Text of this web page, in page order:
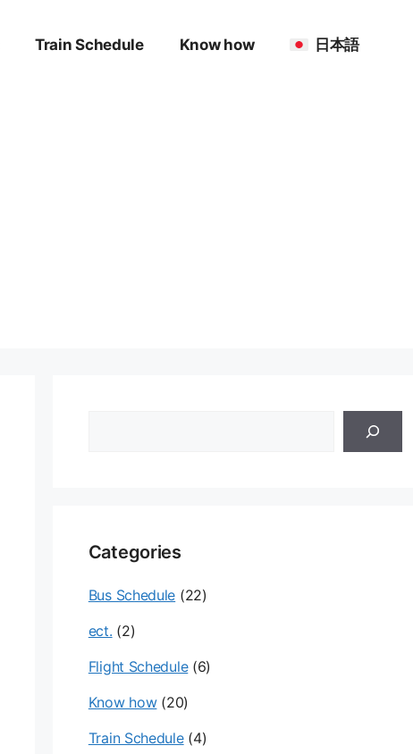
Train Schedule Know how 日本語
Categories
Bus Schedule (22)
ect. (2)
Flight Schedule(6)
Know how(20)
Train Schedule(4)